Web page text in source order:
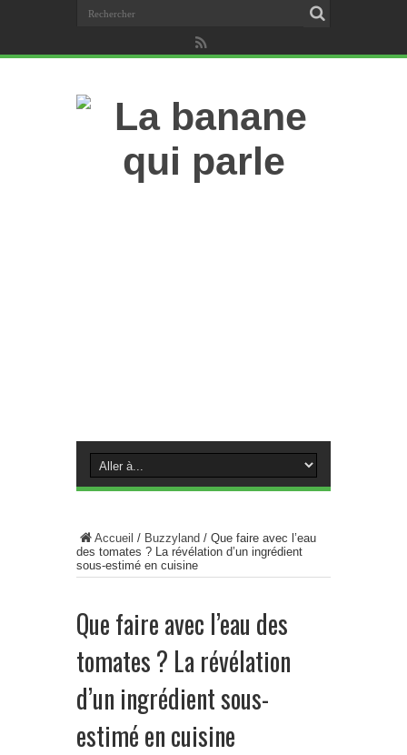
Accueil / Buzzyland / Que faire avec l’eau
des tomates ? La révélation d’un ingrédient
sous-estimé en cuisine
Que faire avec l’eau des
tomates ? La révélation
d’un ingrédient sous-
estimé en cuisine